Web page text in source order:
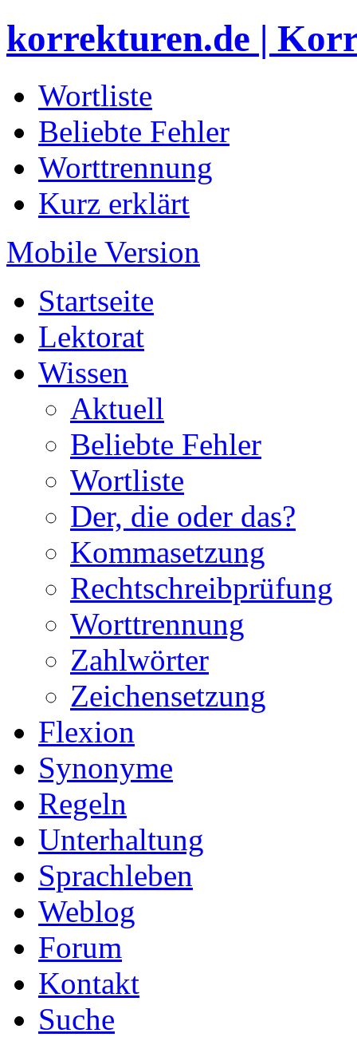
korrekturen.de |
Wortliste
Beliebte Fehler
Worttrennung
Kurz erklärt
Mobile Version
Startseite
Lektorat
Wissen
Aktuell
Beliebte Fehler
Wortliste
Der, die oder das?
Kommasetzung
Rechtschreibprüfung
Worttrennung
Zahlwörter
Zeichensetzung
Flexion
Synonyme
Regeln
Unterhaltung
Sprachleben
Weblog
Forum
Kontakt
Suche